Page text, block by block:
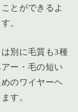
とができるよ
。
別に毛質も3種
ー・毛の短い
のワイヤーヘ
す。